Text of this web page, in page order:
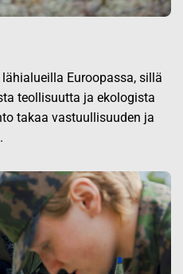
Euroopassa, sillä
teollisuutta ja ekologista
takaa vastuullisuuden ja